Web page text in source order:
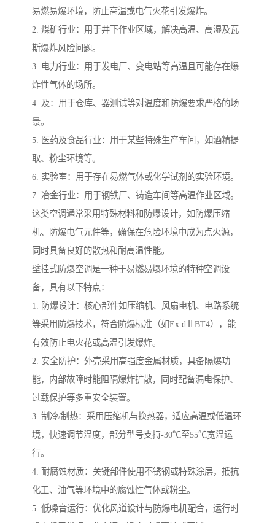
易燃易爆环境，防止高温或电气火花引发爆炸。
2. 煤矿行业：用于井下作业区域，解决高温、高湿及瓦
斯爆炸风险问题。
3. 电力行业：用于发电厂、变电站等高温且可能存在爆
炸性气体的场所。
4. 及：用于仓库、器测试等对温度和防爆要求严格的场
景。
5. 医药及食品行业：用于某些特殊生产车间，如酒精提
取、粉尘环境等。
6. 实验室：用于存在易燃气体或化学试剂的实验环境。
7. 冶金行业：用于钢铁厂、铸造车间等高温作业区域。
这类空调通常采用特殊材料和防爆设计，如防爆压缩
机、防爆电气元件等，确保在危险环境中成为点火源，
同时具备良好的散热和耐高温性能。
壁挂式防爆空调是一种于易燃易爆环境的特种空调设
备，具有以下特点：
1. 防爆设计：核心部件如压缩机、风扇电机、电路系统
等采用防爆技术，符合防爆标准（如Ex dⅡBT4），能
有效防止电火花或高温引发爆炸。
2. 安全防护：外壳采用高强度金属材质，具备隔爆功
能，内部故障时能阻隔爆炸扩散，同时配备漏电保护、
过载保护等多重安全装置。
3. 制冷/制热：采用压缩机与换热器，适应高温或低温环
境，快速调节温度，部分型号支持-30℃至55℃宽温运
行。
4. 耐腐蚀材质：关键部件使用不锈钢或特殊涂层，抵抗
化工、油气等环境中的腐蚀性气体或粉尘。
5. 低噪音运行：优化风道设计与防爆电机配合，运行时